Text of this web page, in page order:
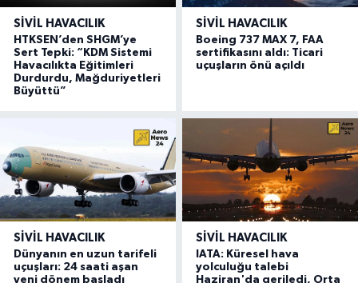
SIVIL HAVACILIK
HTKSEN’den SHGM’ye
Sert Tepki: “KDM Sistemi
Havacılıkta Eğitimleri
Durdurdu, Mağduriyetleri
Büyüttü”
SIVIL HAVACILIK
Boeing 737 MAX 7, FAA
sertifikasını aldı: Ticari
uçuşların önü açıldı
SIVIL HAVACILIK
Dünyanın en uzun tarifeli
uçuşları: 24 saati aşan
yeni dönem başladı
SIVIL HAVACILIK
IATA: Küresel hava
yolculuğu talebi
Haziran'da geriledi, Orta